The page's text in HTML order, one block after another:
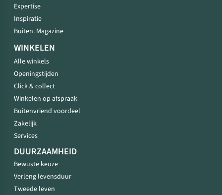
Expertise
Inspiratie
Buiten. Magazine
WINKELEN
Alle winkels
Openingstijden
Click & collect
Winkelen op afspraak
Buitenvriend voordeel
Zakelijk
Services
DUURZAAMHEID
Bewuste keuze
Verleng levensduur
Tweede leven